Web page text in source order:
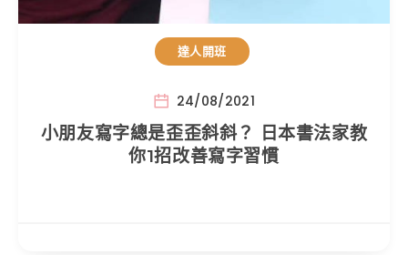
達人開班
24/08/2021
小朋友寫字總是歪歪斜斜？ 日本書法家教
你1招改善寫字習慣